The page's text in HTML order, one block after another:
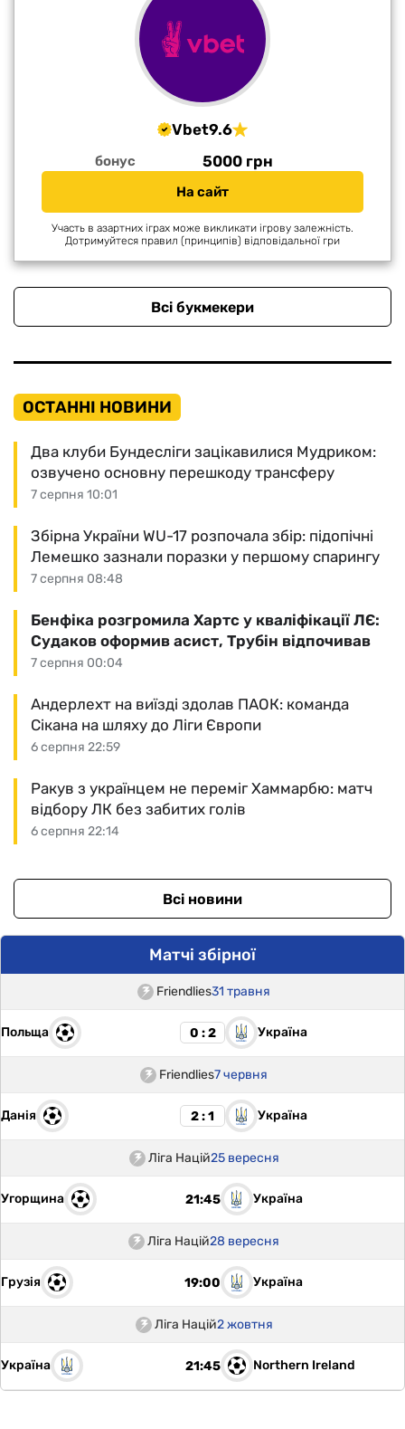
Vbet9.6
бонус 5000 грн
На сайт
Участь в азартних іграх може викликати ігрову залежність.
Дотримуйтеся правил (принципів) відповідальної гри
Всі букмекери
ОСТАННІ НОВИНИ
7 серпня 10:01
Два клуби Бундесліги зацікавилися Мудриком:
озвучено основну перешкоду трансферу
7 серпня 08:48
Збірна України WU-17 розпочала збір: підопічні
Лемешко зазнали поразки у першому спарингу
7 серпня 00:04
Бенфіка розгромила Хартс у кваліфікації ЛЄ:
Судаков оформив асист, Трубін відпочивав
6 серпня 22:59
Андерлехт на виїзді здолав ПАОК: команда
Сікана на шляху до Ліги Європи
6 серпня 22:14
Ракув з українцем не переміг Хаммарбю: матч
відбору ЛК без забитих голів
Всі новини
Матчі збірної
Friendlies31 травня
Польща 0 : 2 Україна
Friendlies7 червня
Данія 2 : 1 Україна
Ліга Націй25 вересня
Угорщина 21:45 Україна
Ліга Націй28 вересня
Грузія 19:00 Україна
Ліга Націй2 жовтня
Україна 21:45 Northern Ireland